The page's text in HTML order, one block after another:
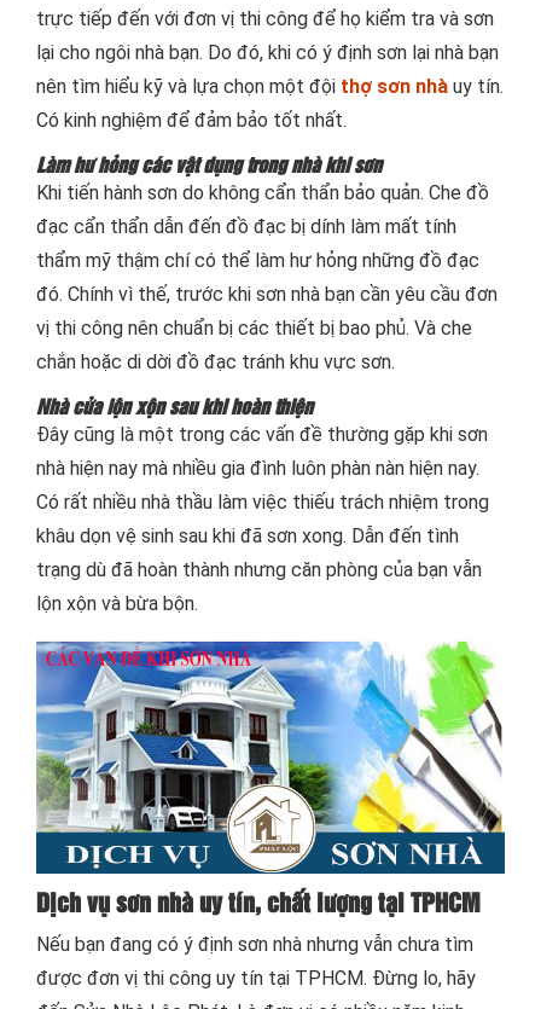
trực tiếp đến với đơn vị thi công để họ kiểm tra và sơn
lại cho ngôi nhà bạn. Do đó, khi có ý định sơn lại nhà bạn
nên tìm hiểu kỹ và lựa chọn một đội thợ sơn nhà uy tín.
Có kinh nghiệm để đảm bảo tốt nhất.
Làm hư hỏng các vật dụng trong nhà khi sơn
Khi tiến hành sơn do không cẩn thẩn bảo quản. Che đồ
đạc cẩn thẩn dẫn đến đồ đạc bị dính làm mất tính
thẩm mỹ thậm chí có thể làm hư hỏng những đồ đạc
đó. Chính vì thế, trước khi sơn nhà bạn cần yêu cầu đơn
vị thi công nên chuẩn bị các thiết bị bao phủ. Và che
chắn hoặc di dời đồ đạc tránh khu vực sơn.
Nhà cửa lộn xộn sau khi hoàn thiện
Đây cũng là một trong các vấn đề thường gặp khi sơn
nhà hiện nay mà nhiều gia đình luôn phàn nàn hiện nay.
Có rất nhiều nhà thầu làm việc thiếu trách nhiệm trong
khâu dọn vệ sinh sau khi đã sơn xong. Dẫn đến tình
trạng dù đã hoàn thành nhưng căn phòng của bạn vẫn
lộn xộn và bừa bộn.
Dịch vụ sơn nhà uy tín, chất lượng tại TPHCM
Nếu bạn đang có ý định sơn nhà nhưng vẫn chưa tìm
được đơn vị thi công uy tín tại TPHCM. Đừng lo, hãy